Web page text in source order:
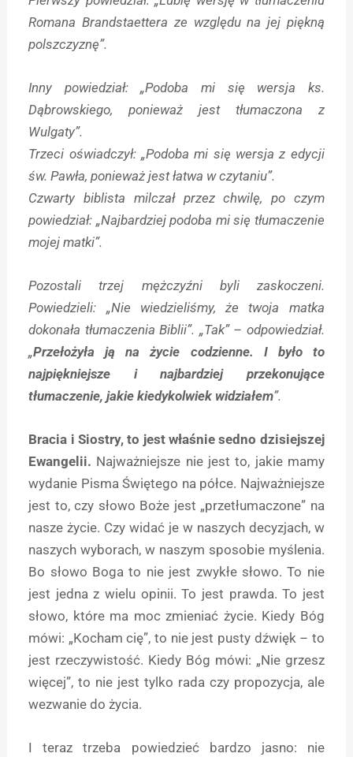
Romana Brandstaettera ze względu na jej piękną
polszczyznę”.
Inny powiedział: „Podoba mi się wersja ks.
Dąbrowskiego, ponieważ jest tłumaczona z
Wulgaty”.
Trzeci oświadczył: „Podoba mi się wersja z edycji
św. Pawła, ponieważ jest łatwa w czytaniu”.
Czwarty biblista milczał przez chwilę, po czym
powiedział: „Najbardziej podoba mi się tłumaczenie
mojej matki”.
Pozostali trzej mężczyźni byli zaskoczeni.
Powiedzieli: „Nie wiedzieliśmy, że twoja matka
dokonała tłumaczenia Biblii”. „Tak” – odpowiedział.
„Przełożyła ją na życie codzienne. I było to
najpiękniejsze i najbardziej przekonujące
tłumaczenie, jakie kiedykolwiek widziałem”.
Bracia i Siostry, to jest właśnie sedno dzisiejszej
Ewangelii. Najważniejsze nie jest to, jakie mamy
wydanie Pisma Świętego na półce. Najważniejsze
jest to, czy słowo Boże jest „przetłumaczone” na
nasze życie. Czy widać je w naszych decyzjach, w
naszych wyborach, w naszym sposobie myślenia.
Bo słowo Boga to nie jest zwykłe słowo. To nie
jest jedna z wielu opinii. To jest prawda. To jest
słowo, które ma moc zmieniać życie. Kiedy Bóg
mówi: „Kocham cię”, to nie jest pusty dźwięk – to
jest rzeczywistość. Kiedy Bóg mówi: „Nie grzesz
więcej”, to nie jest tylko rada czy propozycja, ale
wezwanie do życia.
I teraz trzeba powiedzieć bardzo jasno: nie